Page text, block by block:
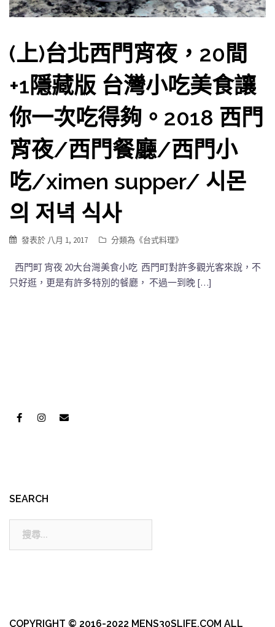
(上)台北西門宵夜，20間
+1隱藏版 台灣小吃美食讓
你一次吃得夠。2018 西門
宵夜/西門餐廳/西門小
吃/ximen supper/ 시몬
의 저녁 식사
發表於 八月 1, 2017 分類為《台式料理》
西門町 宵夜 20大台灣美食小吃 西門町對許多觀光客來說，不
只好逛，更是有許多特別的餐廳， 不過一到晚 […]
SEARCH
COPYRIGHT © 2016-2022 MENS30SLIFE.COM ALL